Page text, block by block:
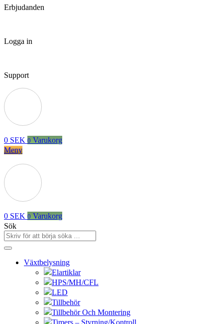
Erbjudanden
Logga in
Support
0 SEK 0 Varukorg
Meny
0 SEK 0 Varukorg
Sök
Växtbelysning
Elartiklar
HPS/MH/CFL
LED
Tillbehör
Tillbehör Och Montering
Timers – Styrning/Kontroll